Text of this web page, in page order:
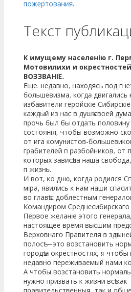
пожертования.
Текст
К имущему населенію г.
Мотовилихи и окрестностей
ВОЗЗВАНІЕ.
Еще. недавно, находясь под
большевизма, когда двигались
избавители геройскіе
каждый из нас в душѣ своей
прочь был бы отдать половину
состоянія, чтобы возможно
от ига комунистов-
грабителей п разбойников, от
которых зависѣла наша
п жизнь.
И вот, ко дню, когда родился
міра, явились к нам наши
во главѣ с доблестным
Командиром Среднесибирскаго
Первое желаніе этого
настоящее время высшим
Верховнаго Правителя в
полосѣ —это возстановить
городѣ а окрестностях, я
недавно переживаемый нами
А чтобы возстановить
нужно призвать к жизни всѣ как